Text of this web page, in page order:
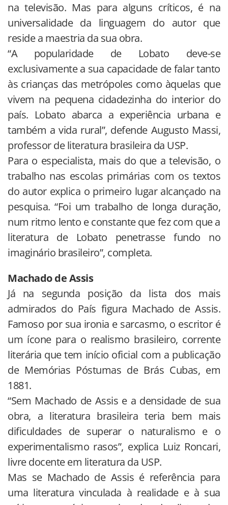
na televisão. Mas para alguns críticos, é na
universalidade da linguagem do autor que
reside a maestria da sua obra.
“A popularidade de Lobato deve-se
exclusivamente a sua capacidade de falar tanto
às crianças das metrópoles como àquelas que
vivem na pequena cidadezinha do interior do
país. Lobato abarca a experiência urbana e
também a vida rural”, defende Augusto Massi,
professor de literatura brasileira da USP.
Para o especialista, mais do que a televisão, o
trabalho nas escolas primárias com os textos
do autor explica o primeiro lugar alcançado na
pesquisa. “Foi um trabalho de longa duração,
num ritmo lento e constante que fez com que a
literatura de Lobato penetrasse fundo no
imaginário brasileiro”, completa.
Machado de Assis
Já na segunda posição da lista dos mais
admirados do País figura Machado de Assis.
Famoso por sua ironia e sarcasmo, o escritor é
um ícone para o realismo brasileiro, corrente
literária que tem início oficial com a publicação
de Memórias Póstumas de Brás Cubas, em
1881.
“Sem Machado de Assis e a densidade de sua
obra, a literatura brasileira teria bem mais
dificuldades de superar o naturalismo e o
experimentalismo rasos”, explica Luiz Roncari,
livre docente em literatura da USP.
Mas se Machado de Assis é referência para
uma literatura vinculada à realidade e à sua